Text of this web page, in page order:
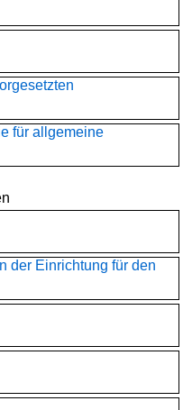
für allgemeine
der Einrichtung für den